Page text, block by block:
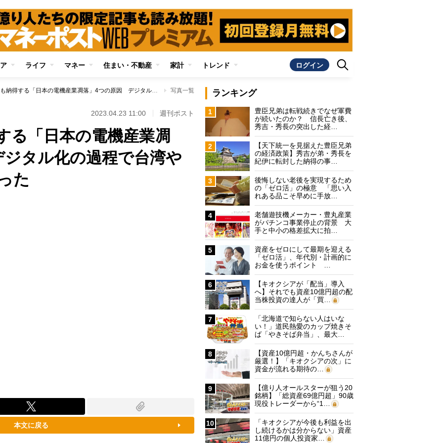
ライフ マネー 住まい・不動産 家計 トレンド ログイン
森永卓郎氏も納得する「日本の電機産業凋落」4つの原因 デジタル化の過程で台湾や韓国に抜かれていった 写真一覧
2023.04.23 11:00 週刊ポスト
る「日本の電機産業凋
タル化の過程で台湾や
た
本文に戻る
ランキング
1
豊臣兄弟は転戦続きでなぜ軍費
が続いたのか？ 信長亡き後、
秀吉・秀長の突出した経…
2
【天下統一を見据えた豊臣兄弟
の経済政策】秀吉が弟・秀長を
紀伊に転封した納得の事…
3
後悔しない老後を実現するため
の「ゼロ活」の極意 「思い入
れある品こそ早めに手放…
4
老舗遊技機メーカー・豊丸産業
がパチンコ事業停止の背景 大
手と中小の格差拡大に拍…
5
資産をゼロにして最期を迎える
「ゼロ活」、年代別・計画的に
お金を使うポイント …
6
【キオクシアが「配当」導入
へ】それでも資産10億円超の配
当株投資の達人が「買…
7
「北海道で知らない人はいな
い！」道民熱愛のカップ焼きそ
ば「やきそば弁当」、最大…
8
【資産10億円超・かんちさんが
厳選！】「キオクシアの次」に
資金が流れる期待の…
9
【億り人オールスターが狙う20
銘柄】「総資産69億円超」90歳
現役トレーダーから“1…
10
「キオクシアが今後も利益を出
し続けるかは分からない」資産
11億円の個人投資家…